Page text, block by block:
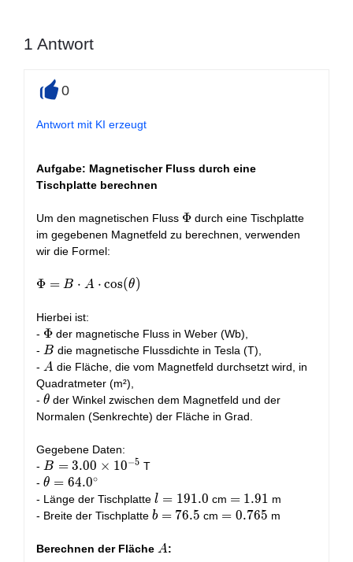
1 Antwort
0
Antwort mit KI erzeugt
Aufgabe: Magnetischer Fluss durch eine
Tischplatte berechnen
Um den magnetischen Fluss \Phi
Φ durch eine Tischplatte
im gegebenen Magnetfeld zu berechnen, verwenden
wir die Formel:
\Phi = B
\cdot
\cos(\theta)
Φ = B ⋅ A ⋅ cos(θ)
Hierbei ist:
- \Phi
Φ der magnetische Fluss in Weber (Wb),
- B
B die magnetische Flussdichte in Tesla (T),
- A
A die Fläche, die vom Magnetfeld durchsetzt wird, in
Quadratmeter (m²),
- \theta
θ der Winkel zwischen dem Magnetfeld und der
Normalen (Senkrechte) der Fläche in Grad.
Gegebene Daten:
- B =
3.00
\times
10^{-5}
B = 3.00 × 10−5 T
- \theta =
64.0^{\circ}
θ = 64.0∘
- Länge der Tischplatte l =
191.0
l = 191.0 cm =
1.91
= 1.91 m
- Breite der Tischplatte b =
b = 76.5 cm =
= 0.765 m
Berechnen der Fläche A
A: